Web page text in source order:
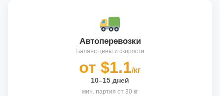
Автоперевозки
Баланс цены и скорости
от $1.1/кг
10–15 дней
мин. партия от 30 кг